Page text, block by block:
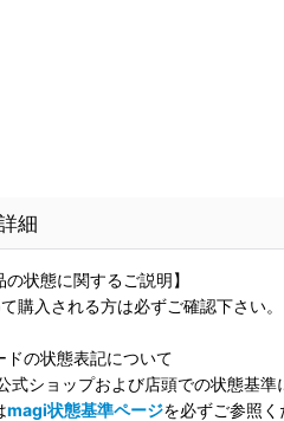
細
の状態に関するご説明】
購入される方は必ずご確認下さい。
ドの状態表記について
式ショップおよび店頭での状態基準
magi状態基準ページを必ずご参照く